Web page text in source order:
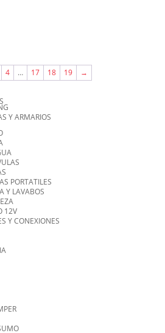
4 … 17 18 19 →
Y ARMARIOS
PORTATILES
Y LAVABOS
12V
Y CONEXIONES